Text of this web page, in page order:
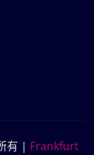
有 | Frankfurt